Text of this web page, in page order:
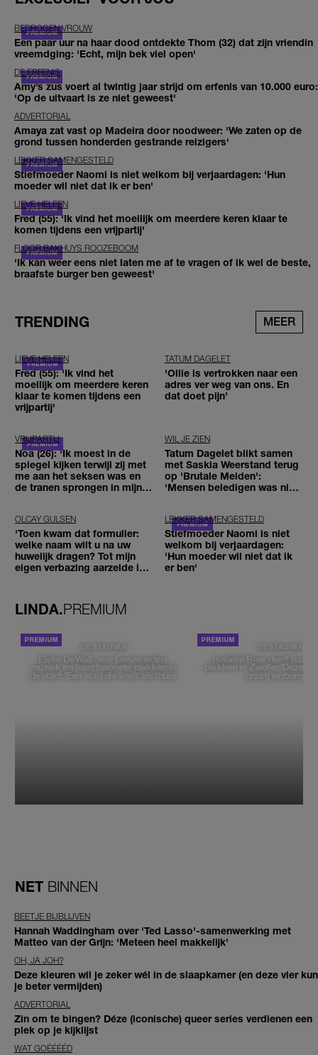
BEDROGEN VROUW
Een paar uur na haar dood ontdekte Thom (32) dat zijn vriendin
vreemdging: 'Echt, mijn bek viel open'
DE ERFENIS
Amy’s zus voert al twintig jaar strijd om erfenis van 10.000 euro:
'Op de uitvaart is ze niet geweest'
ADVERTORIAL
Amaya zat vast op Madeira door noodweer: 'We zaten op de
grond tussen honderden gestrande reizigers'
LEKKER SAMENGESTELD
Stiefmoeder Naomi is niet welkom bij verjaardagen: 'Hun
moeder wil niet dat ik er ben'
LIEVE HELEEN
Fred (55): 'Ik vind het moeilijk om meerdere keren klaar te
komen tijdens een vrijpartij'
FLOOR BAKHUYS ROOZEBOOM
'Ik kan weer eens niet laten me af te vragen of ik wel de beste,
braafste burger ben geweest'
TRENDING MEER
LIEVE HELEEN
Fred (55): 'Ik vind het
moeilijk om meerdere keren
klaar te komen tijdens een
vrijpartij'
TATUM DAGELET
'Ollie is vertrokken naar een
adres ver weg van ons. En
dat doet pijn’
VRIJPARTIJ
Noa (26): 'Ik moest in de
spiegel kijken terwijl zij met
me aan het seksen was en
de tranen sprongen in mijn
WIL JE ZIEN
Tatum Dagelet blikt samen
met Saskia Weerstand terug
op 'Brutale Meiden':
'Mensen beledigen was niet
OLCAY GULSEN
'Toen kwam dat formulier:
welke naam wilt u na uw
huwelijk dragen? Tot mijn
eigen verbazing aarzelde ik
LEKKER SAMENGESTELD
Stiefmoeder Naomi is niet
welkom bij verjaardagen:
'Hun moeder wil niet dat ik
er ben'
LINDA.PREMIUM
DE STAD VAN
Elske DeWall over Leeuwarden,
muziek en haar favoriete plekken in
de stad: 'Een stad die voelt als thuis'
DE STAD VAN
Isabelle Boer deelt haar
plekken in Zwolle: 'Deze
graag verborgen'
NET BINNEN
BEETJE BIJBLIJVEN
Hannah Waddingham over 'Ted Lasso'-samenwerking met
Matteo van der Grijn: 'Meteen heel makkelijk'
OH, JA JOH?
Deze kleuren wil je zeker wél in de slaapkamer (en deze vier kun
je beter vermijden)
ADVERTORIAL
Zin om te bingen? Déze (iconische) queer series verdienen een
plek op je kijklijst
WAT GOÉÉÉÉD